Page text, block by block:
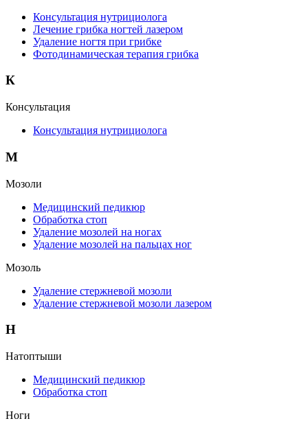
Консультация нутрициолога
Лечение грибка ногтей лазером
Удаление ногтя при грибке
Фотодинамическая терапия грибка
К
Консультация
Консультация нутрициолога
М
Мозоли
Медицинский педикюр
Обработка стоп
Удаление мозолей на ногах
Удаление мозолей на пальцах ног
Мозоль
Удаление стержневой мозоли
Удаление стержневой мозоли лазером
Н
Натоптыши
Медицинский педикюр
Обработка стоп
Ноги